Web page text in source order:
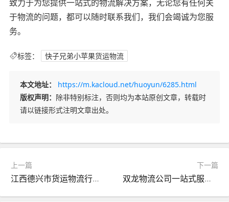
致力于为您提供一站式的物流解决方案，无论您有任何关
于物流的问题，都可以随时联系我们，我们会竭诚为您服
务。
标签： 快子兄弟小苹果货运物流
本文地址：
https://m.kacloud.net/huoyun/6285.html
版权声明： 除非特别标注，否则均为本站原创文章，转载时
请以链接形式注明文章出处。
上一篇
江西德兴市货运物流行业研究
下一篇
双龙物流公司一站式服务，太原至达本溪物流货运